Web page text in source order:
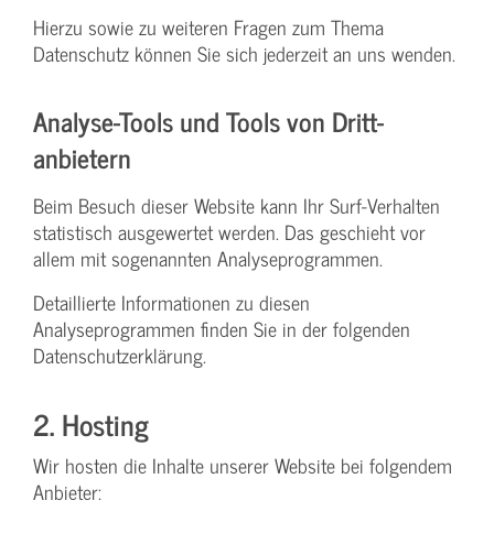
Hierzu sowie zu weiteren Fragen zum Thema
Datenschutz können Sie sich jederzeit an uns wenden.
Analyse-Tools und Tools von Dritt­
anbietern
Beim Besuch dieser Website kann Ihr Surf-Verhalten
statistisch ausgewertet werden. Das geschieht vor
allem mit sogenannten Analyseprogrammen.
Detaillierte Informationen zu diesen
Analyseprogrammen finden Sie in der folgenden
Datenschutzerklärung.
2. Hosting
Wir hosten die Inhalte unserer Website bei folgendem
Anbieter: